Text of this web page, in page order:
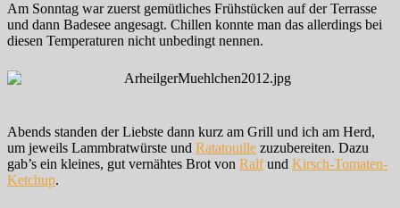
Am Sonntag war zuerst gemütliches Frühstücken auf der Terrasse
und dann Badesee angesagt. Chillen konnte man das allerdings bei
diesen Temperaturen nicht unbedingt nennen.
Abends standen der Liebste dann kurz am Grill und ich am Herd,
um jeweils Lammbratwürste und Ratatouille zuzubereiten. Dazu
gab’s ein kleines, gut vernähtes Brot von Ralfund Kirsch-Tomaten-
Ketchup.